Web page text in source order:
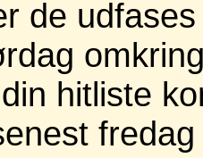
de
hitliste